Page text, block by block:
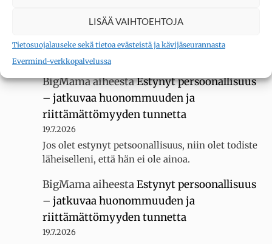
LISÄÄ VAIHTOEHTOJA
Tietosuojalauseke sekä tietoa evästeistä ja kävijäseurannasta
Evermind-verkkopalvelussa
Sain 22 pistettä KYLLÄ... tuntuu siltä, ettei
luokassani ole muita erityisherkkiä, koska
luokallamme on 20 oppilasta mutta silti minua
kiusataan…
BigMamaaiheestaEstynyt persoonallisuus
– jatkuvaa huonommuuden ja
riittämättömyyden tunnetta
19.7.2026
Jos olet estynyt petsoonallisuus, niin olet todiste
läheiselleni, että hän ei ole ainoa.
BigMamaaiheestaEstynyt persoonallisuus
– jatkuvaa huonommuuden ja
riittämättömyyden tunnetta
19.7.2026